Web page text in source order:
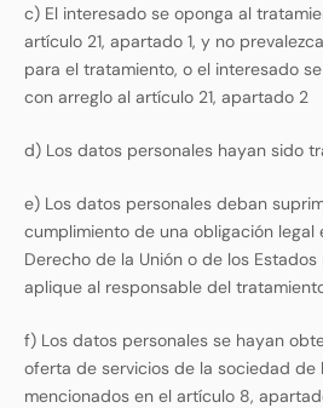
c) El interesado se oponga al
artículo 21, apartado 1, y no
para el tratamiento, o el interesado
con arreglo al artículo 21, apartado 2
d) Los datos personales hayan sido
e) Los datos personales deban
cumplimiento de una obligación legal
Derecho de la Unión o de los
aplique al responsable del
f) Los datos personales se hayan
oferta de servicios de la sociedad de
mencionados en el artículo 8,